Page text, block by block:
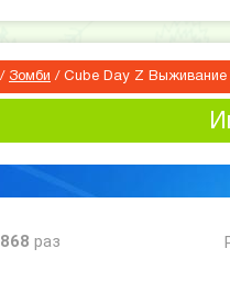
/ Зомби / Cube Day Z Выживание
раз